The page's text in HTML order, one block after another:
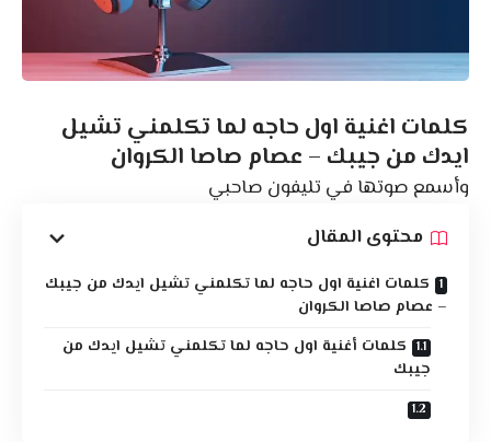
كلمات اغنية اول حاجه لما تكلمني تشيل
ايدك من جيبك – عصام صاصا الكروان
وأسمع صوتها في تليفون صاحبي
محتوى المقال
كلمات اغنية اول حاجه لما تكلمني تشيل ايدك من جيبك
– عصام صاصا الكروان
كلمات أغنية اول حاجه لما تكلمني تشيل ايدك من
جيبك